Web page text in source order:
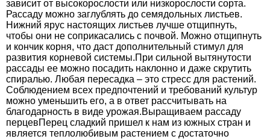
зависит от высокорослости или низкорослости сорта.
Рассаду можно заглублять до семядольных листьев.
Нижний ярус настоящих листьев лучше отщипнуть,
чтобы они не соприкасались с почвой. Можно отщипнуть
и кончик корня, что даст дополнительный стимул для
развития корневой системы.При сильной вытянутости
рассады ее можно посадить наклонно и даже скрутить
спиралью. Любая пересадка – это стресс для растений.
Соблюдением всех предпочтений и требований культур
можно уменьшить его, а в ответ рассчитывать на
благодарность в виде урожая.Выращиваем рассаду
перцевПерец сладкий пришел к нам из южных стран и
является теплолюбивым растением с достаточно